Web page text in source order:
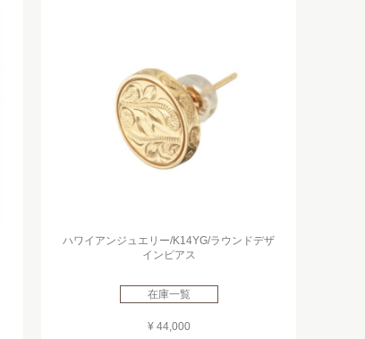
ハワイアンジュエリー/K14YG/ラウンドデザ
インピアス
在庫一覧
¥ 44,000